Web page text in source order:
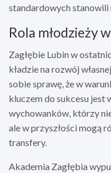
standardowych stanowili
Rola młodzieży
Zagłębie Lubin w
kładzie na rozwój
sobie sprawę, że w
kluczem do sukcesu jest
wychowanków, którzy
ale w przyszłości mogą
transfery.
Akademia Zagłębia